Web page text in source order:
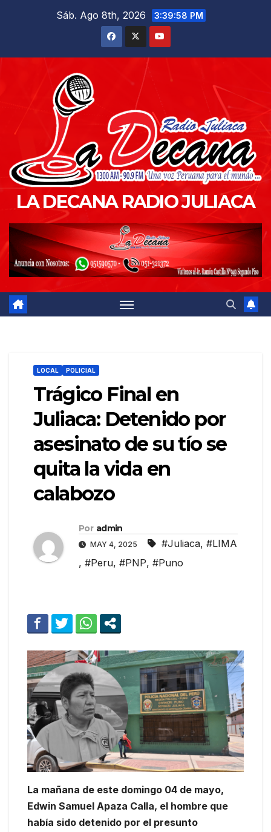
Sáb. Ago 8th, 2026 3:39:59 PM
LA DECANA RADIO JULIACA
LOCAL POLICIAL
Trágico Final en
Juliaca: Detenido por
asesinato de su tío se
quita la vida en
calabozo
Por admin
MAY 4, 2025 #Juliaca, #LIMA
, #Peru, #PNP, #Puno
La mañana de este domingo 04 de mayo,
Edwin Samuel Apaza Calla, el hombre que
había sido detenido por el presunto